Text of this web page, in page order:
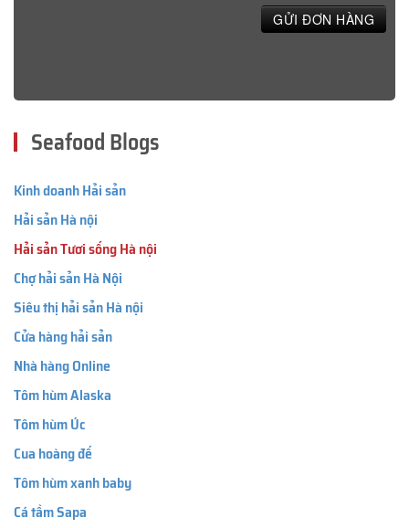
GỬI ĐƠN HÀNG
Seafood Blogs
Kinh doanh Hải sản
Hải sản Hà nội
Hải sản Tươi sống Hà nội
Chợ hải sản Hà Nội
Siêu thị hải sản Hà nội
Cửa hàng hải sản
Nhà hàng Online
Tôm hùm Alaska
Tôm hùm Úc
Cua hoàng đế
Tôm hùm xanh baby
Cá tầm Sapa